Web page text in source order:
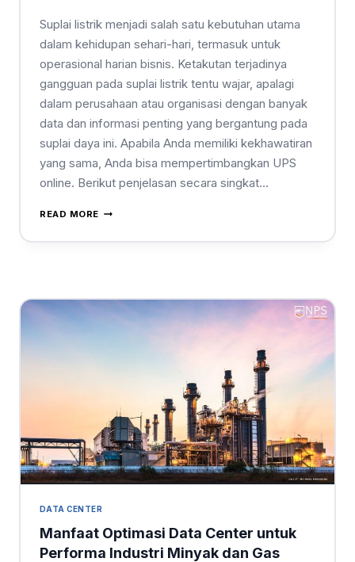
Suplai listrik menjadi salah satu kebutuhan utama
dalam kehidupan sehari-hari, termasuk untuk
operasional harian bisnis. Ketakutan terjadinya
gangguan pada suplai listrik tentu wajar, apalagi
dalam perusahaan atau organisasi dengan banyak
data dan informasi penting yang bergantung pada
suplai daya ini. Apabila Anda memiliki kekhawatiran
yang sama, Anda bisa mempertimbangkan UPS
online. Berikut penjelasan secara singkat…
READ MORE
DATA CENTER
Manfaat Optimasi Data Center untuk
Performa Industri Minyak dan Gas